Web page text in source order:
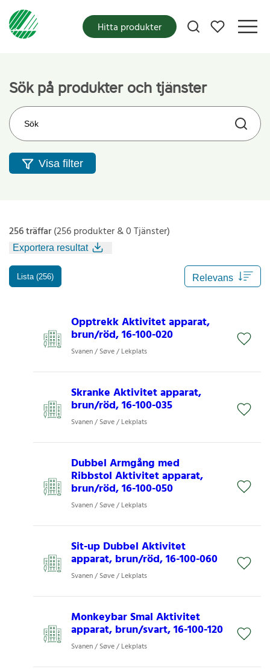
Mina favoriter
Hitta produkter
Sök på produkter och tjänster
Sök på webbplatsen
Visa filter
256 träffar(256 produkter & 0 Tjänster)
Exportera resultat
Lista (256)
Opptrekk Aktivitet apparat,
brun/röd, 16-100-020
Svanen / Søve / Lekplats
Skranke Aktivitet apparat,
brun/röd, 16-100-035
Svanen / Søve / Lekplats
Dubbel Armgång med
Ribbstol Aktivitet apparat,
brun/röd, 16-100-050
Svanen / Søve / Lekplats
Sit-up Dubbel Aktivitet
apparat, brun/röd, 16-100-060
Svanen / Søve / Lekplats
Monkeybar Smal Aktivitet
apparat, brun/svart, 16-100-120
Svanen / Søve / Lekplats